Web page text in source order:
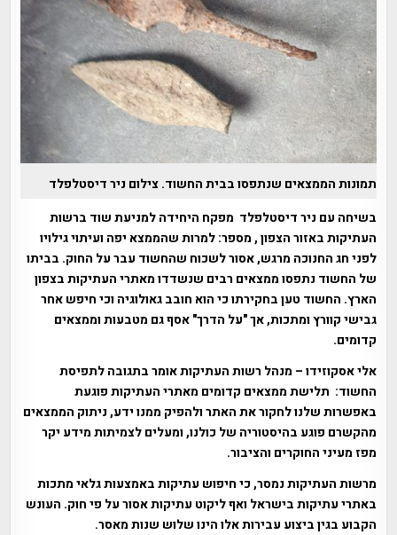
תמונות הממצאים שנתפסו בבית החשוד. צילום ניר דיסטלפלד
בשיחה עם ניר דיסטלפלד מפקח היחידה למניעת שוד ברשות
העתיקות באזור הצפון , מספר: למרות שהממצא יפה ועיתוי גילויו
לפני חג החנוכה מרגש, אסור לשכוח שהחשוד עבר על החוק. בביתו
של החשוד נתפסו ממצאים רבים שנשדדו מאתרי העתיקות בצפון
הארץ. החשוד טען בחקירתו כי הוא חובב גאולוגיה וכי חיפש אחר
גבישי קוורץ ומתכות, אך "על הדרך" אסף גם מטבעות וממצאים
קדומים.
אלי אסקוזידו – מנהל רשות העתיקות אומר בתגובה לתפיסת
החשוד: תלישת ממצאים קדומים מאתרי העתיקות פוגעת
באפשרות שלנו לחקור את האתר ולהפיק ממנו ידע, ניתוק הממצאים
מהקשרם פוגע בהיסטוריה של כולנו, ומעלים לצמיתות מידע יקר
מפז מעיני החוקרים והציבור.
מרשות העתיקות נמסר, כי חיפוש עתיקות באמצעות גלאי מתכות
באתרי עתיקות בישראל ואף ליקוט עתיקות אסור על פי חוק. העונש
הקבוע בגין ביצוע עבירות אלו הינו שלוש שנות מאסר.